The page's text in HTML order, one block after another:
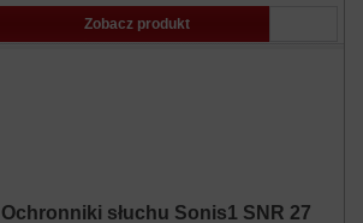
Zobacz produkt
Ochronniki słuchu Sonis1 SNR 27